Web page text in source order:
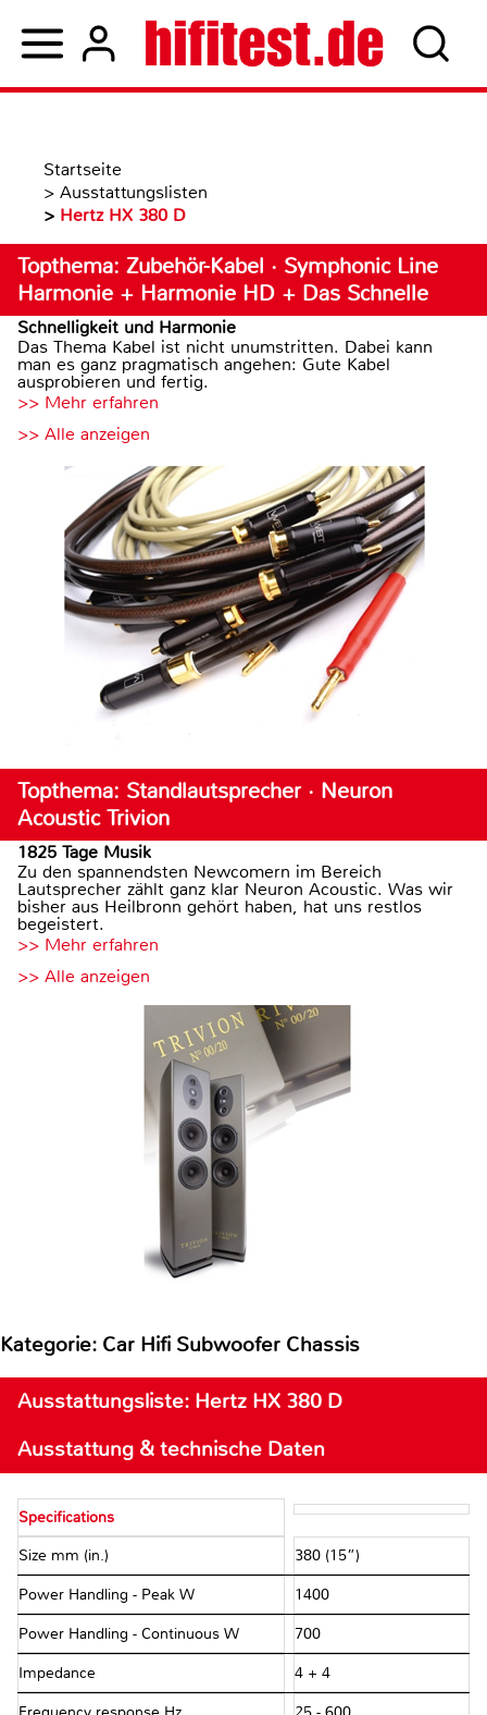
Startseite
> Ausstattungslisten
> Hertz HX 380 D
Topthema: Zubehör-Kabel · Symphonic Line
Harmonie + Harmonie HD + Das Schnelle
Schnelligkeit und Harmonie
Das Thema Kabel ist nicht unumstritten. Dabei kann
man es ganz pragmatisch angehen: Gute Kabel
ausprobieren und fertig.
>> Mehr erfahren
>> Alle anzeigen
Topthema: Standlautsprecher · Neuron
Acoustic Trivion
1825 Tage Musik
Zu den spannendsten Newcomern im Bereich
Lautsprecher zählt ganz klar Neuron Acoustic. Was wir
bisher aus Heilbronn gehört haben, hat uns restlos
begeistert.
>> Mehr erfahren
>> Alle anzeigen
Kategorie: Car Hifi Subwoofer Chassis
Ausstattungsliste: Hertz HX 380 D
Ausstattung & technische Daten
Specifications
Size mm (in.) 380 (15”)
Power Handling - Peak W 1400
Power Handling - Continuous W 700
Impedance Ω 4 + 4